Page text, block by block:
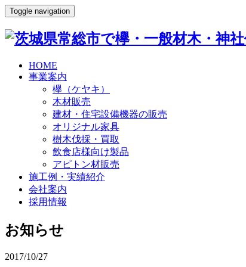
Toggle navigation
HOME
事業案内
欅（ケヤキ）
木材販売
建材・住宅設備機器の販売
オリジナル家具
樹木伐採・買取
飲食店様向け製品
アピトン材販売
施工例・実績紹介
会社案内
採用情報
お知らせ
2017/10/27